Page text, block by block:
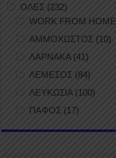
ΟΛΕΣ (232)
WORK FROM HOME
ΑΜΜΟΧΩΣΤΟΣ (10)
ΛΑΡΝΑΚΑ(41)
ΛΕΜΕΣΟΣ (84)
ΛΕΥΚΩΣΙΑ (100)
ΠΑΦΟΣ (17)